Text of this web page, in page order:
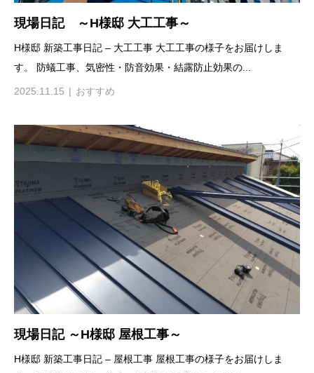
現場日記 ～H様邸 大工工事～
H様邸 新築工事日記 – 大工工事 大工工事の様子をお届けしま
す。 防蟻工事、気密性・防音効果・結露防止効果の...
2025.11.15 おすすめ
現場日記 ～H様邸 屋根工事～
H様邸 新築工事日記 – 屋根工事 屋根工事の様子をお届けしま